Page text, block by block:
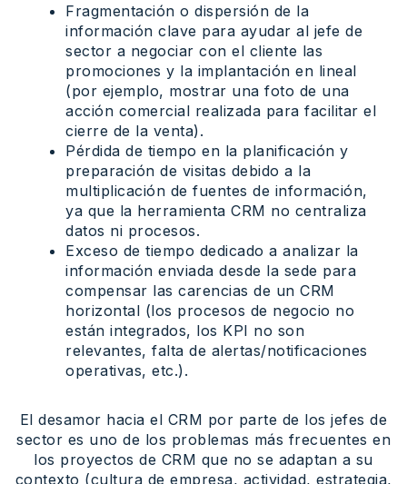
Fragmentación o dispersión de la
información clave para ayudar al jefe de
sector a negociar con el cliente las
promociones y la implantación en lineal
(por ejemplo, mostrar una foto de una
acción comercial realizada para facilitar el
cierre de la venta).
Pérdida de tiempo en la planificación y
preparación de visitas debido a la
multiplicación de fuentes de información,
ya que la herramienta CRM no centraliza
datos ni procesos.
Exceso de tiempo dedicado a analizar la
información enviada desde la sede para
compensar las carencias de un CRM
horizontal (los procesos de negocio no
están integrados, los KPI no son
relevantes, falta de alertas/notificaciones
operativas, etc.).
El desamor hacia el CRM por parte de los jefes de
sector es uno de los problemas más frecuentes en
los proyectos de CRM que no se adaptan a su
contexto (cultura de empresa, actividad, estrategia,